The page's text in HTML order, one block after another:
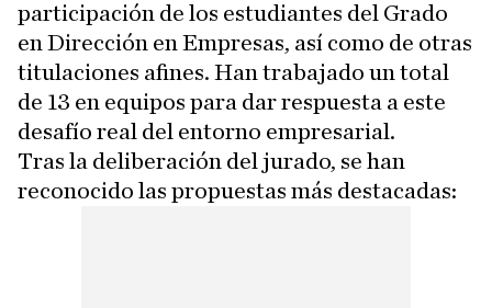
participación de los estudiantes del Grado
en Dirección en Empresas, así como de otras
titulaciones afines. Han trabajado un total
de 13 en equipos para dar respuesta a este
desafío real del entorno empresarial.
Tras la deliberación del jurado, se han
reconocido las propuestas más destacadas: